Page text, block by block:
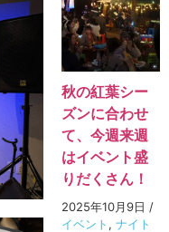
秋の紅葉シー
ズンに合わせ
て、今週来週
はイベント盛
りだくさん！
2025年10月9日 /
イベント ,ナイト